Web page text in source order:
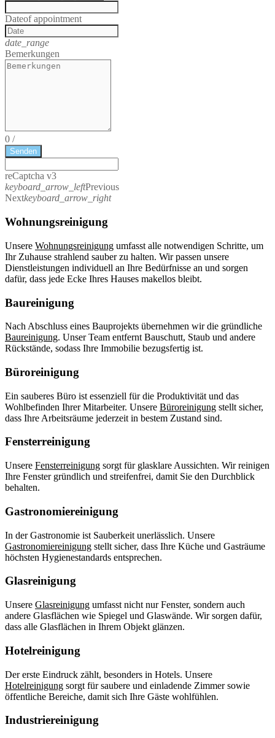
Dateof appointment
date_range
Bemerkungen
0 /
Senden
reCaptcha v3
keyboard_arrow_leftPrevious
Nextkeyboard_arrow_right
Wohnungsreinigung
Unsere Wohnungsreinigung umfasst alle notwendigen Schritte, um
Ihr Zuhause strahlend sauber zu halten. Wir passen unsere
Dienstleistungen individuell an Ihre Bedürfnisse an und sorgen
dafür, dass jede Ecke Ihres Hauses makellos bleibt.
Baureinigung
Nach Abschluss eines Bauprojekts übernehmen wir die gründliche
Baureinigung. Unser Team entfernt Bauschutt, Staub und andere
Rückstände, sodass Ihre Immobilie bezugsfertig ist.
Büroreinigung
Ein sauberes Büro ist essenziell für die Produktivität und das
Wohlbefinden Ihrer Mitarbeiter. Unsere Büroreinigung stellt sicher,
dass Ihre Arbeitsräume jederzeit in bestem Zustand sind.
Fensterreinigung
Unsere Fensterreinigung sorgt für glasklare Aussichten. Wir reinigen
Ihre Fenster gründlich und streifenfrei, damit Sie den Durchblick
behalten.
Gastronomiereinigung
In der Gastronomie ist Sauberkeit unerlässlich. Unsere
Gastronomiereinigung stellt sicher, dass Ihre Küche und Gasträume
höchsten Hygienestandards entsprechen.
Glasreinigung
Unsere Glasreinigung umfasst nicht nur Fenster, sondern auch
andere Glasflächen wie Spiegel und Glaswände. Wir sorgen dafür,
dass alle Glasflächen in Ihrem Objekt glänzen.
Hotelreinigung
Der erste Eindruck zählt, besonders in Hotels. Unsere
Hotelreinigung sorgt für saubere und einladende Zimmer sowie
öffentliche Bereiche, damit sich Ihre Gäste wohlfühlen.
Industriereinigung